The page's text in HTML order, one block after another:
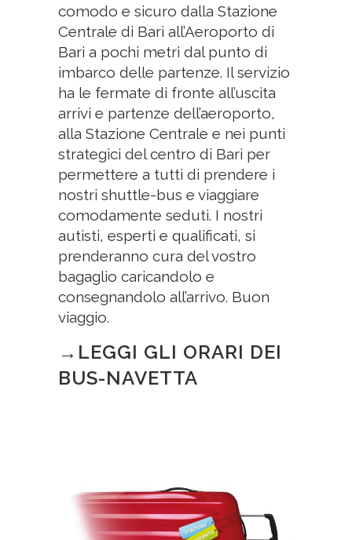
comodo e sicuro dalla Stazione
Centrale di Bari all’Aeroporto di
Bari a pochi metri dal punto di
imbarco delle partenze. Il servizio
ha le fermate di fronte all’uscita
arrivi e partenze dell’aeroporto,
alla Stazione Centrale e nei punti
strategici del centro di Bari per
permettere a tutti di prendere i
nostri shuttle-bus e viaggiare
comodamente seduti. I nostri
autisti, esperti e qualificati, si
prenderanno cura del vostro
bagaglio caricandolo e
consegnandolo all’arrivo. Buon
viaggio.
→LEGGI GLI ORARI DEI
BUS-NAVETTA